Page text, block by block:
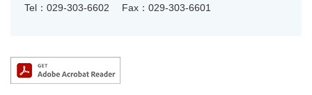
Tel：029-303-6602
Fax：029-303-6601